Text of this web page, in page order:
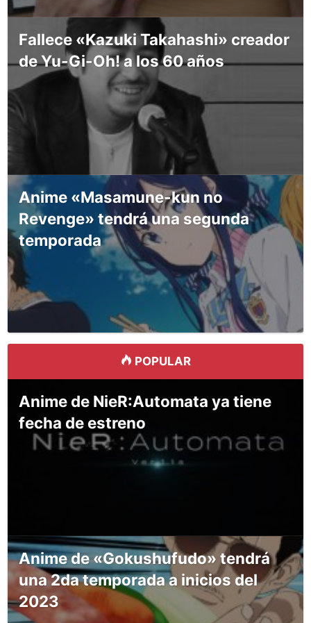
Fallece «Kazuki Takahashi» creador
de Yu-Gi-Oh! a los 60 años
Anime «Masamune-kun no
Revenge» tendrá una segunda
temporada
POPULAR
Anime de NieR:Automata ya tiene
fecha de estreno
Anime de «Gokushufudo» tendrá
una 2da temporada a inicios del
2023